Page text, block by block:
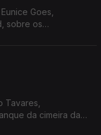
Goes,
sobre os
Tavares,
da cimeira da